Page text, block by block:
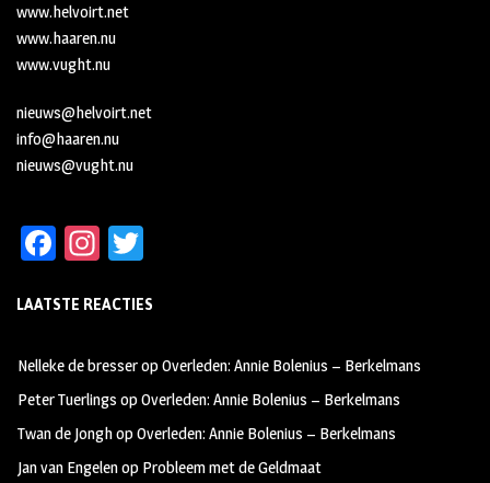
www.helvoirt.net
www.haaren.nu
www.vught.nu
nieuws@helvoirt.net
info@haaren.nu
nieuws@vught.nu
Fa
b
oo
k
In
ag
m
tt
LAATSTE REACTIES
Nelleke de bresseropOverleden: Annie Bolenius – Berkelmans
Peter Tuerlings opOverleden: Annie Bolenius – Berkelmans
Twan de JonghopOverleden: Annie Bolenius – Berkelmans
Jan van Engelenop Probleem met de Geldmaat